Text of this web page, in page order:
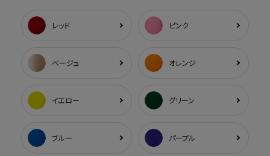
レッド ピンク
ベージュ オレンジ
イエロー グリーン
ブルー パープル